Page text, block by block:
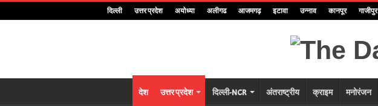
दिल्ली उत्तर प्रदेश अयोध्या अलीगढ आजमगढ़ इटावा उन्नाव कानपूर गाजीपुर
देश उत्तर प्रदेश दिल्ली-NCR अंतराष्ट्रीय क्राइम मनोरंजन